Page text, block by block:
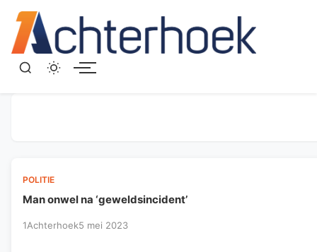
POLITIE
Man onwel na ‘geweldsincident’
1Achterhoek5 mei 2023